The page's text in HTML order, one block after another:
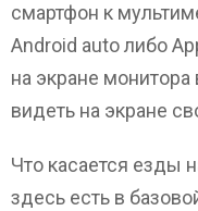
смартфон к
Android auto либо
на экране
видеть на экране
Что касается езды
здесь есть в